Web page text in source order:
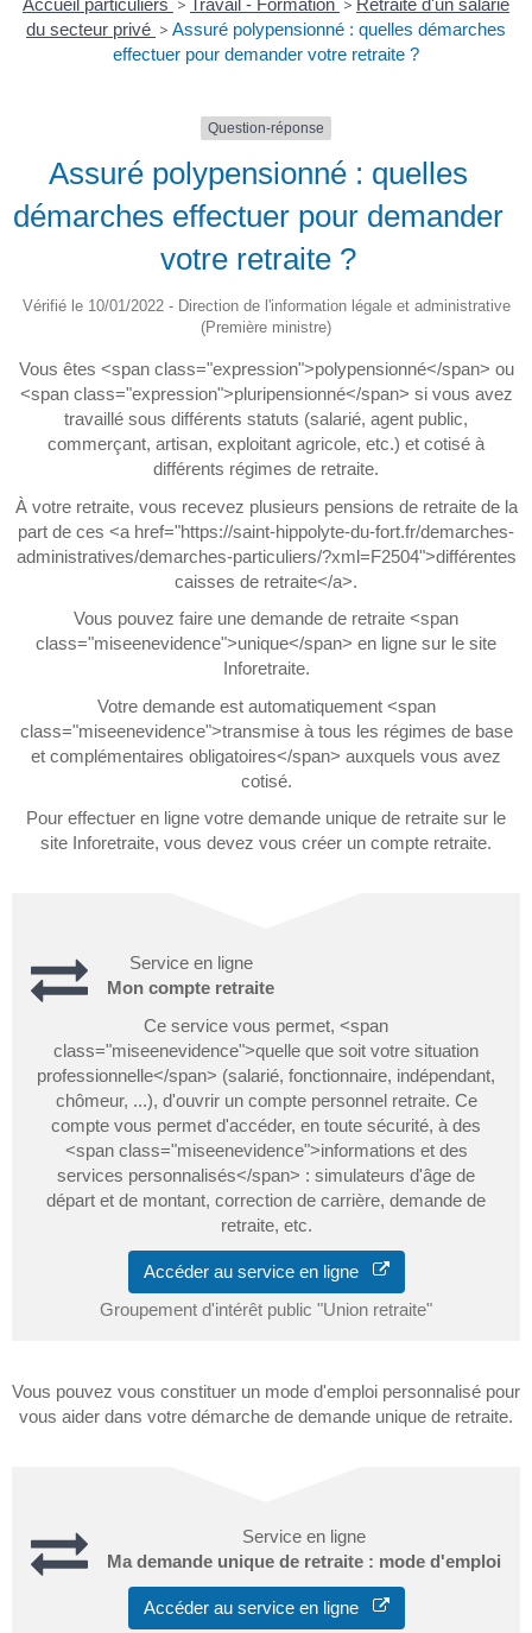
Accueil particuliers > Travail - Formation > Retraite d'un salarié
du secteur privé > Assuré polypensionné : quelles démarches
effectuer pour demander votre retraite ?
Question-réponse
Assuré polypensionné : quelles
démarches effectuer pour demander
votre retraite ?
Vérifié le 10/01/2022 - Direction de l'information légale et administrative
(Première ministre)
Vous êtes <span class="expression">polypensionné</span> ou
<span class="expression">pluripensionné</span> si vous avez
travaillé sous différents statuts (salarié, agent public,
commerçant, artisan, exploitant agricole, etc.) et cotisé à
différents régimes de retraite.
À votre retraite, vous recevez plusieurs pensions de retraite de la
part de ces <a href="https://saint-hippolyte-du-fort.fr/demarches-
administratives/demarches-particuliers/?xml=F2504">différentes
caisses de retraite</a>.
Vous pouvez faire une demande de retraite <span
class="miseenevidence">unique</span> en ligne sur le site
Inforetraite.
Votre demande est automatiquement <span
class="miseenevidence">transmise à tous les régimes de base
et complémentaires obligatoires</span> auxquels vous avez
cotisé.
Pour effectuer en ligne votre demande unique de retraite sur le
site Inforetraite, vous devez vous créer un compte retraite.
Service en ligne
Mon compte retraite
Ce service vous permet, <span
class="miseenevidence">quelle que soit votre situation
professionnelle</span> (salarié, fonctionnaire, indépendant,
chômeur, ...), d'ouvrir un compte personnel retraite. Ce
compte vous permet d'accéder, en toute sécurité, à des
<span class="miseenevidence">informations et des
services personnalisés</span> : simulateurs d'âge de
départ et de montant, correction de carrière, demande de
retraite, etc.
Accéder au service en ligne
Groupement d'intérêt public "Union retraite"
Vous pouvez vous constituer un mode d'emploi personnalisé pour
vous aider dans votre démarche de demande unique de retraite.
Service en ligne
Ma demande unique de retraite : mode d'emploi
Accéder au service en ligne